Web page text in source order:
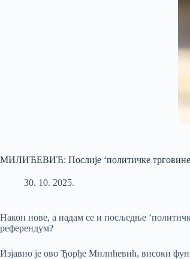
МИЛИЋЕВИЋ: Послије ‘политичке трговине’
30. 10. 2025.
Након нове, а надам се и посљедње
референдум?
Изјавио је ово Ђорђе Милићевић, високи